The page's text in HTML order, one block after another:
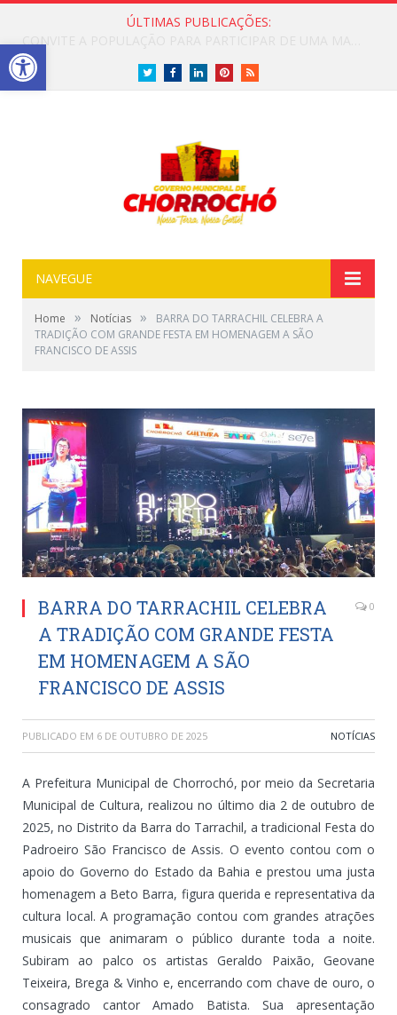
ÚLTIMAS PUBLICAÇÕES:
TwitterFacebookLinkedInPinterestRSS
NAVEGUE
Home » Notícias »
BARRA DO TARRACHIL CELEBRA A
TRADIÇÃO COM GRANDE FESTA EM HOMENAGEM A SÃO
FRANCISCO DE ASSIS
BARRA DO TARRACHIL CELEBRA
A TRADIÇÃO COM GRANDE FESTA
EM HOMENAGEM A SÃO
FRANCISCO DE ASSIS
0
PUBLICADO EM 6 DE OUTUBRO DE 2025 NOTÍCIAS
A Prefeitura Municipal de Chorrochó, por meio da Secretaria
Municipal de Cultura, realizou no último dia 2 de outubro de
2025, no Distrito da Barra do Tarrachil, a tradicional Festa do
Padroeiro São Francisco de Assis. O evento contou com o
apoio do Governo do Estado da Bahia e prestou uma justa
homenagem a Beto Barra, figura querida e representativa da
cultura local. A programação contou com grandes atrações
musicais que animaram o público durante toda a noite.
Subiram ao palco os artistas Geraldo Paixão, Geovane
Teixeira, Brega & Vinho e, encerrando com chave de ouro, o
consagrado cantor Amado Batista. Sua apresentação
Open toolbar